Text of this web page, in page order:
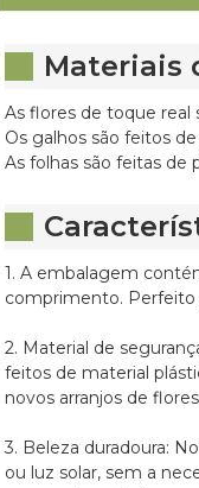
Materiais
As flores de toque real
Os galhos são feitos
As folhas são feitas de
1. A embalagem
comprimento. Perfeito
2. Material de
feitos de material
novos arranjos de
3. Beleza duradoura:
ou luz solar, sem a